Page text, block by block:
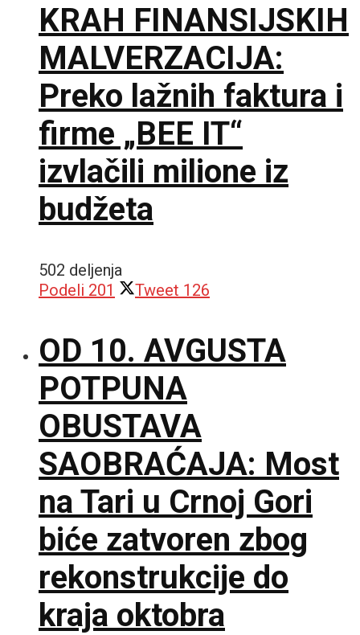
KRAH FINANSIJSKIH
MALVERZACIJA:
Preko lažnih faktura i
firme „BEE IT“
izvlačili milione iz
budžeta
502 deljenja
Podeli 201 Tweet 126
OD 10. AVGUSTA
POTPUNA
OBUSTAVA
SAOBRAĆAJA: Most
na Tari u Crnoj Gori
biće zatvoren zbog
rekonstrukcije do
kraja oktobra